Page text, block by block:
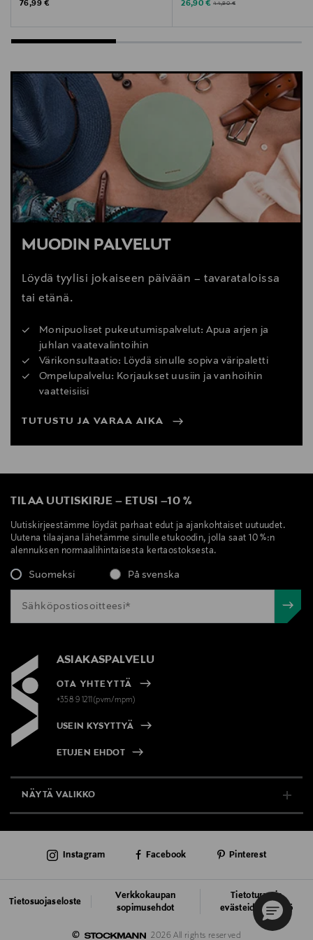
Original Price
76,99 €
Discounted Price
26,90 € Original Price
44,90 €
MUODIN PALVELUT
Löydä tyylisi jokaiseen päivään – tavarataloissa
tai etänä.
Monipuoliset pukeutumispalvelut: Apua arjen ja
juhlan vaatevalintoihin
Värikonsultaatio: Löydä sinulle sopiva väripaletti
Ompelupalvelu: Korjaukset uusiin ja vanhoihin
vaatteisiisi
TUTUSTU JA VARAA AIKA
TILAA UUTISKIRJE – ETUSI –10 %
Uutiskirjeestämme löydät parhaat edut ja ajankohtaiset uutuudet.
Uutena tilaajana lähetämme sinulle etukoodin, jolla saat 10 %:n
alennuksen normaalihintaisesta kertaostoksesta.
Suomeksi På svenska
ASIAKASPALVELU
OTA YHTEYTTÄ
+358 9 1211(pvm/mpm)
USEIN KYSYTTYÄ
ETUJEN EHDOT
NÄYTÄ VALIKKO
AJANKOHTAISTA
©
2026 All rights reserved
Tietosuojaseloste
Verkkokaupan
sopimusehdot
Tietoturva ja
evästeiden käyttö
Instagram Facebook Pinterest